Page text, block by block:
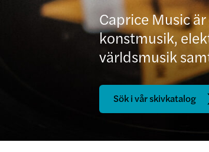
Caprice Music
konstmusik,
världsmusik
Sök i vår skivkatalog